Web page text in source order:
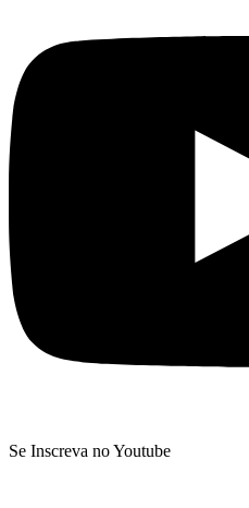
Se Inscreva no Youtube